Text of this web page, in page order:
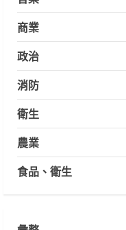
商業
政治
消防
衛生
農業
食品、衛生